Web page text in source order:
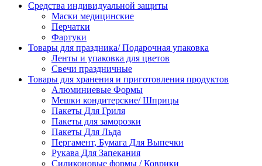
Средства индивидуальной защиты
Маски медицинские
Перчатки
Фартуки
Товары для праздника/ Подарочная упаковка
Ленты и упаковка для цветов
Свечи праздничные
Товары для хранения и приготовления продуктов
Алюминиевые Формы
Мешки кондитерские/ Шприцы
Пакеты Для Гриля
Пакеты для заморозки
Пакеты Для Льда
Пергамент, Бумага Для Выпечки
Рукава Для Запекания
Силиконовые формы / Коврики